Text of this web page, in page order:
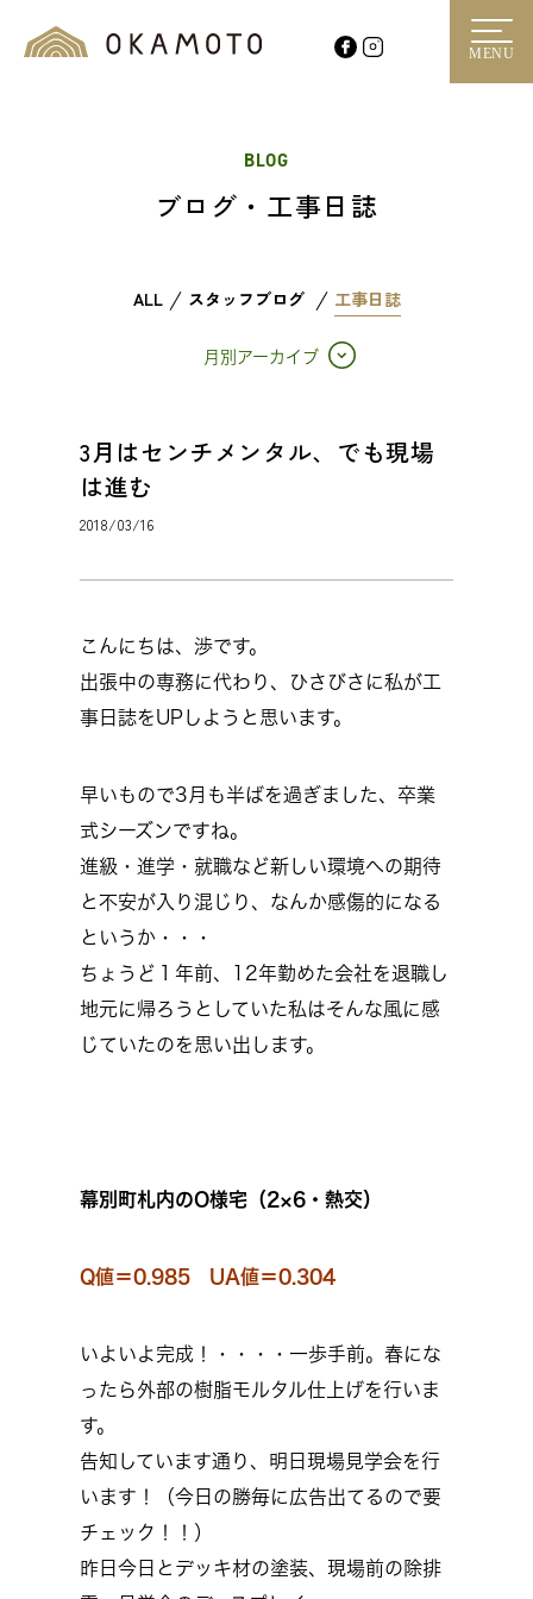
MENU
BLOG
ブログ・工事日誌
ALL スタッフブログ 工事日誌
月別アーカイブ
3月はセンチメンタル、でも現場
は進む
2018/03/16
こんにちは、渉です。
出張中の専務に代わり、ひさびさに私が工
事日誌をUPしようと思います。
早いもので3月も半ばを過ぎました、卒業
式シーズンですね。
進級・進学・就職など新しい環境への期待
と不安が入り混じり、なんか感傷的になる
というか・・・
ちょうど１年前、12年勤めた会社を退職し
地元に帰ろうとしていた私はそんな風に感
じていたのを思い出します。
幕別町札内のO様宅（2×6・熱交）
Q値＝0.985 UA値＝0.304
いよいよ完成！・・・・一歩手前。春にな
ったら外部の樹脂モルタル仕上げを行いま
す。
告知しています通り、明日現場見学会を行
います！（今日の勝毎に広告出てるので要
チェック！！）
昨日今日とデッキ材の塗装、現場前の除排